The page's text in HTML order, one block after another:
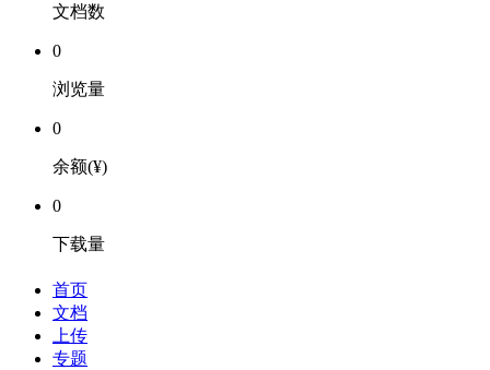
文档数
0
浏览量
0
余额(¥)
0
下载量
首页
文档
上传
专题